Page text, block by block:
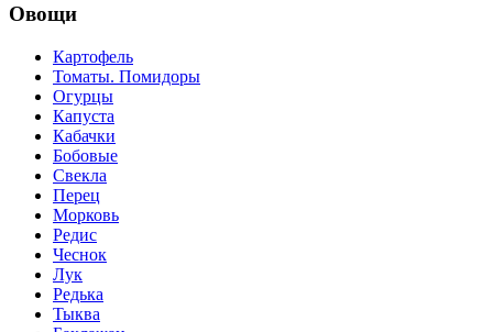
Овощи
Картофель
Томаты. Помидоры
Огурцы
Капуста
Кабачки
Бобовые
Свекла
Перец
Морковь
Редис
Чеснок
Лук
Редька
Тыква